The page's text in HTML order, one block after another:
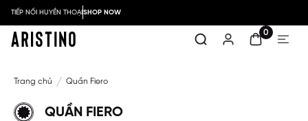
TIẾP NỐI HUYỀN THOẠISHOP NOW
0
Trang chủ Quần Fiero
QUẦN FIERO